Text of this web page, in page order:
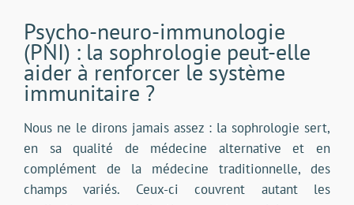
Psycho-neuro-immunologie
(PNI) : la sophrologie peut-elle
aider à renforcer le système
immunitaire ?
Nous ne le dirons jamais assez : la sophrologie sert,
en sa qualité de médecine alternative et en
complément de la médecine traditionnelle, des
champs variés. Ceux-ci couvrent autant les